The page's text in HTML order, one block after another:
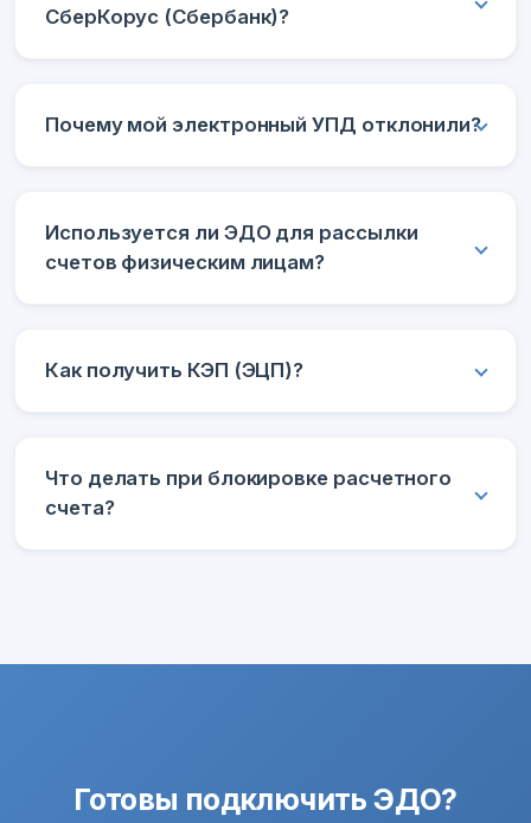
СберКорус (Сбербанк)?
Почему мой электронный УПД отклонили?
Используется ли ЭДО для рассылки
счетов физическим лицам?
Как получить КЭП (ЭЦП)?
Что делать при блокировке расчетного
счета?
Готовы подключить ЭДО?